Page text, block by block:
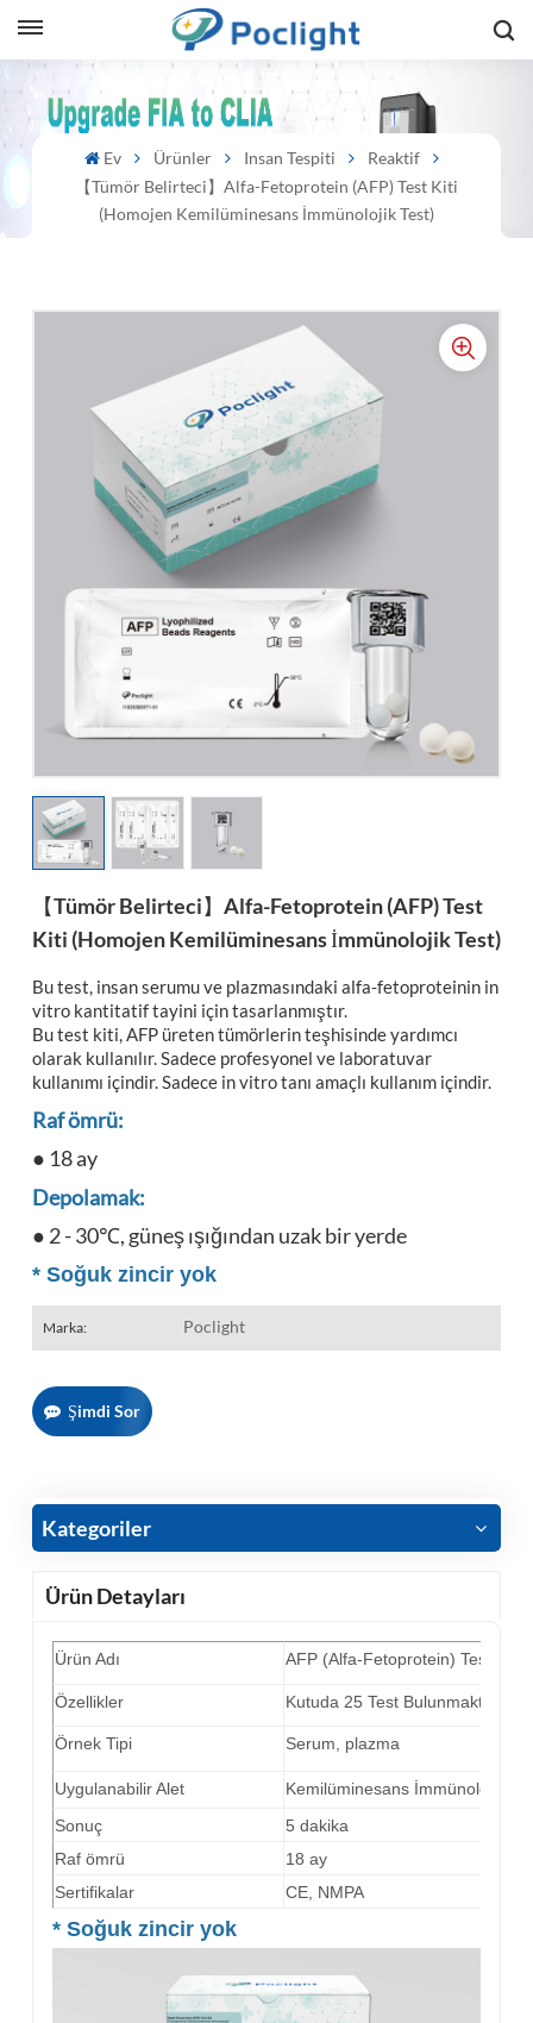
Ev Ürünler Insan Tespiti
Reaktif
【Tümör Belirteci】Alfa-Fetoprotein (AFP) Test Kiti
(Homojen Kemilüminesans İmmünolojik Test)
【Tümör Belirteci】Alfa-Fetoprotein (AFP) Test
Kiti (Homojen Kemilüminesans İmmünolojik Test)
Bu test, insan serumu ve plazmasındaki alfa-fetoproteinin in
vitro kantitatif tayini için tasarlanmıştır.
Bu test kiti, AFP üreten tümörlerin teşhisinde yardımcı
olarak kullanılır. Sadece profesyonel ve laboratuvar
kullanımı içindir. Sadece in vitro tanı amaçlı kullanım içindir.
Raf ömrü:
● 18 ay
Depolamak:
● 2 - 30℃, güneş ışığından uzak bir yerde
* Soğuk zincir yok
Marka: Poclight
Şimdi Sor
Kategoriler
Ürün Detayları
Ürün Adı AFP (Alfa-Fetoprotein) Test Kiti
Özellikler Kutuda 25 Test Bulunmaktadır.
Örnek Tipi Serum, plazma
Uygulanabilir Alet
Kemilüminesans İmmünolojik
Sonuç
5 dakika
Raf ömrü
18 ay
Sertifikalar
CE, NMPA
* Soğuk zincir yok